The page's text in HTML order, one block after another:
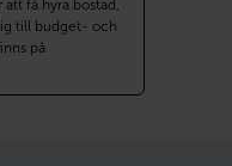
få hyra bostad,
till budget- och
på